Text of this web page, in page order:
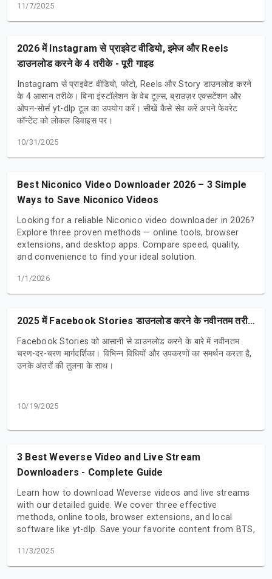
for your needs.
11/7/2025
2026 में Instagram से प्राइवेट वीडियो, इमेज और Reels
डाउनलोड करने के 4 तरीके - पूरी गाइड
Instagram से प्राइवेट वीडियो, फोटो, Reels और Story डाउनलोड करने
के 4 आसान तरीके। बिना इंस्टॉलेशन के वेब टूल्स, ब्राउज़र एक्सटेंशन और
ओपन-सोर्स yt-dlp टूल का उपयोग करें। सीखें कैसे सेव करें अपने फेवरेट
कॉन्टेंट को लोकल डिवाइस पर।
10/31/2025
Best Niconico Video Downloader 2026 – 3 Simple
Ways to Save Niconico Videos
Looking for a reliable Niconico video downloader in 2026?
Explore three proven methods — online tools, browser
extensions, and desktop apps. Compare speed, quality,
and convenience to find your ideal solution.
1/1/2026
2025 में Facebook Stories डाउनलोड करने के नवीनतम तरीके
Facebook Stories को आसानी से डाउनलोड करने के बारे में नवीनतम
चरण-दर-चरण मार्गदर्शिका। विभिन्न विधियों और उपकरणों का समर्थन करता है,
उनके अंतरों की तुलना के साथ।
10/19/2025
3 Best Weverse Video and Live Stream
Downloaders - Complete Guide
Learn how to download Weverse videos and live streams
with our detailed guide. We cover three effective
methods, online tools, browser extensions, and local
software like yt-dlp. Save your favorite content from BTS,
11/3/2025